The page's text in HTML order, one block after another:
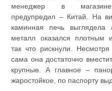
менеджер в
предупредил – Китай. На
каминная печь выглядела
металл оказался плотным
так что рискнули.
сама она достаточно
крупные. А главное –
жаростойкое, по паспорту